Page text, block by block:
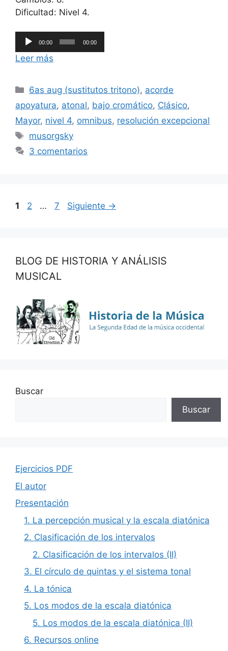
Dificultad: Nivel 4.
Reproductor
de
audio
00:00 00:00
Leer más
Categorías
6as aug (sustitutos tritono), acorde
apoyatura, atonal, bajo cromático, Clásico,
Mayor, nivel 4, omnibus, resolución excepcional
Etiquetas
musorgsky
3 comentarios
Página
1 Página
2 … Página
7 Siguiente →
BLOG DE HISTORIA Y ANÁLISIS
MUSICAL
Buscar
Buscar
Ejercicios PDF
El autor
Presentación
1. La percepción musical y la escala diatónica
2. Clasificación de los intervalos
2. Clasificación de los intervalos (II)
3. El círculo de quintas y el sistema tonal
4. La tónica
5. Los modos de la escala diatónica
5. Los modos de la escala diatónica (II)
6. Recursos online